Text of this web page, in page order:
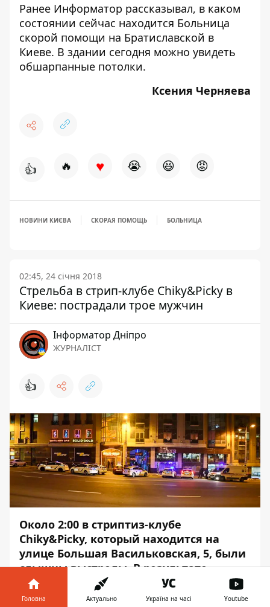
Ранее Информатор рассказывал, в каком
состоянии сейчас находится Больница
скорой помощи на Братиславской в
Киеве. В здании сегодня можно увидеть
обшарпанные потолки.
Ксения Черняева
👍 🔥 ♥ 😭 😆 😡
НОВИНИ КИЄВА СКОРАЯ ПОМОЩЬ БОЛЬНИЦА
02:45, 24 січня 2018
Стрельба в стрип-клубе Chiky&Picky в
Киеве: пострадали трое мужчин
Інформатор Дніпро
ЖУРНАЛІСТ
👍
Около 2:00 в стриптиз-клубе
Chiky&Picky, который находится на
улице Большая Васильковская, 5, были
слышны выстрелы. В результате
пострадали трое мужчин.
Головна Актуально Україна на часі Youtube